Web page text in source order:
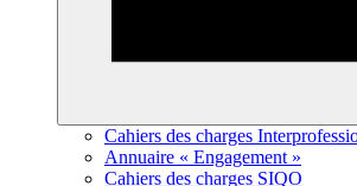
Cahiers des charges
Annuaire « Engagement »
Cahiers des charges SIQO